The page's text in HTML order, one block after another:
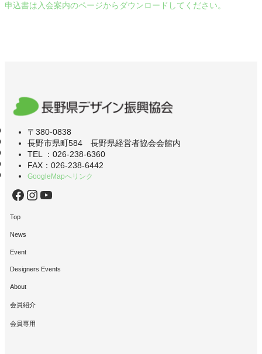
申込書は入会案内のページからダウンロードしてください。
〒380-0838
長野市県町584 長野県経営者協会会館内
TEL ：026-238-6360
FAX：026-238-6442
GoogleMapへリンク
Facebook Instagram YouTube
Top
News
Event
Designers Events
About
会員紹介
会員専用